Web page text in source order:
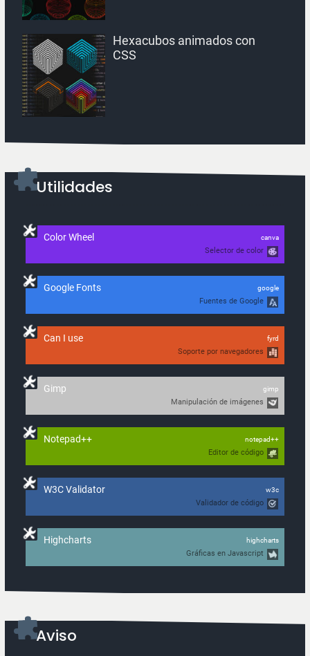
Hexacubos animados con
CSS
Utilidades
Color Wheel canva
Selector de color
Google Fonts google
Fuentes de Google
Can I use fyrd
Soporte por navegadores
Gimp gimp
Manipulación de imágenes
Notepad++ notepad++
Editor de código
W3C Validator w3c
Validador de código
Highcharts highcharts
Gráficas en Javascript
Aviso